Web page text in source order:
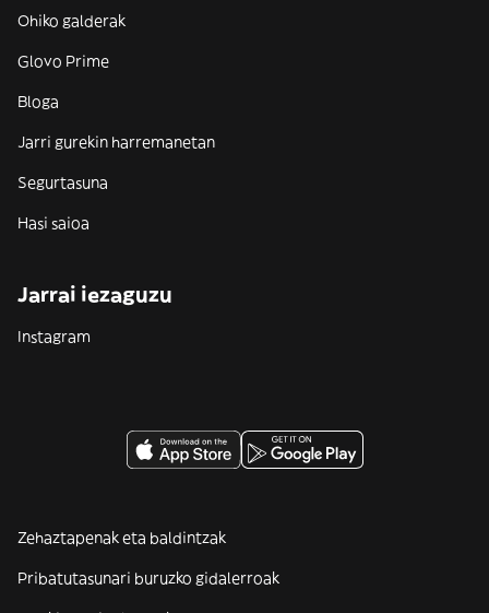
Ohiko galderak
Glovo Prime
Bloga
Jarri gurekin harremanetan
Segurtasuna
Hasi saioa
Jarrai iezaguzu
Instagram
Zehaztapenak eta baldintzak
Pribatutasunari buruzko gidalerroak